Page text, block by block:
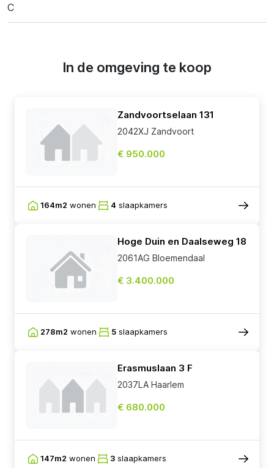
C
In de omgeving te koop
Zandvoortselaan 131
2042XJ Zandvoort
€ 950.000
164m2 wonen 4 slaapkamers
Hoge Duin en Daalseweg 18
2061AG Bloemendaal
€ 3.400.000
278m2 wonen 5 slaapkamers
Erasmuslaan 3 F
2037LA Haarlem
€ 680.000
147m2 wonen 3 slaapkamers